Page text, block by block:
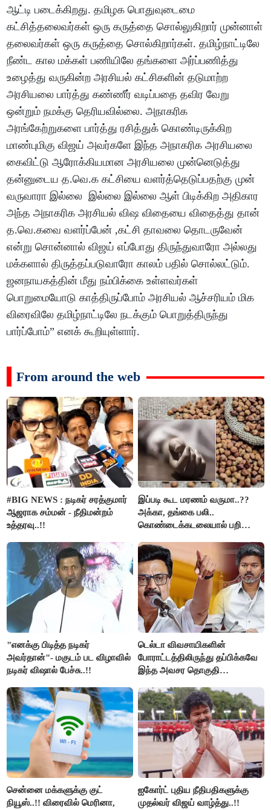
ஆட்டி படைக்கிறது. தமிழக பொதுவுடைமை
கட்சித்தலைவர்கள் ஒரு கருத்தை சொல்லுகிறார் முன்னாள்
தலைவர்கள் ஒரு கருத்தை சொல்கிறார்கள். தமிழ்நாட்டிலே
நீண்ட கால மக்கள் பணியிலே தங்களை அர்ப்பணித்து
உழைத்து வருகின்ற அரசியல் கட்சிகளின் தடுமாற்ற
அரசியலை பார்த்து கண்ணீர் வடிப்பதை தவிர வேறு
ஒன்றும் நமக்கு தெரியவில்லை. அநாகரிக
அரங்கேற்றுகளை பார்த்து ரசித்துக் கொண்டிருக்கிற
மாண்புமிகு விஜய் அவர்களே இந்த அநாகரிக அரசியலை
கைவிட்டு ஆரோக்கியமான அரசியலை முன்னெடுத்து
தன்னுடைய த.வெ.க கட்சியை வளர்த்தெடுப்பதற்கு முன்
வருவாரா இல்லை இல்லை இல்லை ஆள் பிடிக்கிற அதிகார
அந்த அநாகரிக அரசியல் விஷ விதையை விதைத்து தான்
த.வெ.கவை வளர்ப்பேன் ,கட்சி தாவலை தொடருவேன்
என்று சொன்னால் விஜய் எப்போது திருந்துவாரோ அல்லது
மக்களால் திருத்தப்படுவாரோ காலம் பதில் சொல்லட்டும்.
ஜனநாயகத்தின் மீது நம்பிக்கை உள்ளவர்கள்
பொறுமையோடு காத்திருப்போம் அரசியல் ஆச்சரியம் மிக
விரைவிலே தமிழ்நாட்டிலே நடக்கும் பொறுத்திருந்து
பார்ப்போம்” எனக் கூறியுள்ளார்.
From around the web
#BIG NEWS : நடிகர் சரத்குமார்
ஆஜராக சம்மன் - நீதிமன்றம்
உத்தரவு..!!
இப்படி கூட மரணம் வருமா..??
அக்கா, தங்கை பலி..
கொண்டைக்கடலையால் பறிபோன
"எனக்கு பிடித்த நடிகர்
அவர்தான்"- மகுடம் பட விழாவில்
நடிகர் விஷால் பேச்சு..!!
டெல்டா விவசாயிகளின்
போராட்டத்திலிருந்து தப்பிக்கவே
இந்த அவசர தொகுதி
அரங்கேற்றுகிறார் முதலமைச்சர் -
திமுக ஐடி விங்..!!
சென்னை மக்களுக்கு குட்
நியூஸ்..!! விரைவில் மெரினா,
ஐகோர்ட் புதிய நீதிபதிகளுக்கு
முதல்வர் விஜய் வாழ்த்து..!!